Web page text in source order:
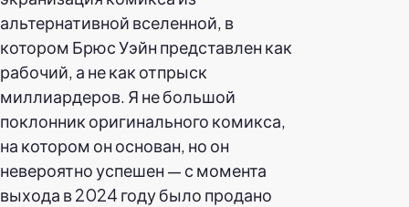
альтернативной вселенной, в
котором Брюс Уэйн представлен как
рабочий, а не как отпрыск
миллиардеров. Я не большой
поклонник оригинального комикса,
на котором он основан, но он
невероятно успешен — с момента
выхода в 2024 году было продано